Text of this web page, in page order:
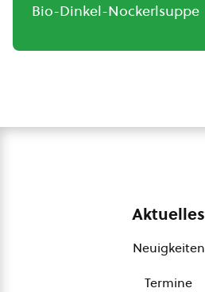
Bio-Dinkel-Nockerlsuppe
Aktuelles
Neuigkeiten
Termine